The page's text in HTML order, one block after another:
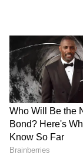
ఇంటి
పరిచయాల
పరీక్షల తయారీపై
కారణంగా, మీ
అసంపూర్తిగా
కూడా
వాయిదా వేయండి
సమయంలో